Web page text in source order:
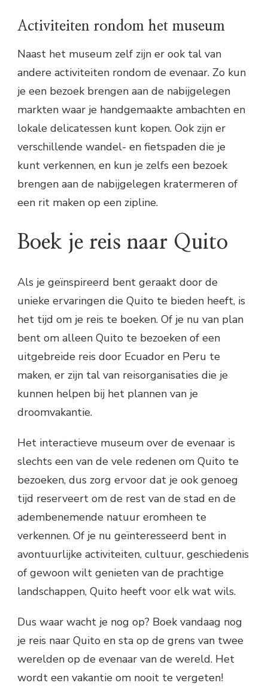
Activiteiten rondom het museum
Naast het museum zelf zijn er ook tal van
andere activiteiten rondom de evenaar. Zo kun
je een bezoek brengen aan de nabijgelegen
markten waar je handgemaakte ambachten en
lokale delicatessen kunt kopen. Ook zijn er
verschillende wandel- en fietspaden die je
kunt verkennen, en kun je zelfs een bezoek
brengen aan de nabijgelegen kratermeren of
een rit maken op een zipline.
Boek je reis naar Quito
Als je geïnspireerd bent geraakt door de
unieke ervaringen die Quito te bieden heeft, is
het tijd om je reis te boeken. Of je nu van plan
bent om alleen Quito te bezoeken of een
uitgebreide reis door Ecuador en Peru te
maken, er zijn tal van reisorganisaties die je
kunnen helpen bij het plannen van je
droomvakantie.
Het interactieve museum over de evenaar is
slechts een van de vele redenen om Quito te
bezoeken, dus zorg ervoor dat je ook genoeg
tijd reserveert om de rest van de stad en de
adembenemende natuur eromheen te
verkennen. Of je nu geïnteresseerd bent in
avontuurlijke activiteiten, cultuur, geschiedenis
of gewoon wilt genieten van de prachtige
landschappen, Quito heeft voor elk wat wils.
Dus waar wacht je nog op? Boek vandaag nog
je reis naar Quito en sta op de grens van twee
werelden op de evenaar van de wereld. Het
wordt een vakantie om nooit te vergeten!